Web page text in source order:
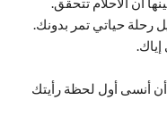
رحلة حياتي تمر بدونك.
إياك.
أن أنسى أول لحظة رأيتك